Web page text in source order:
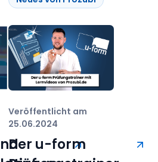
Veröffentlicht am
25.06.2024
Der u-form